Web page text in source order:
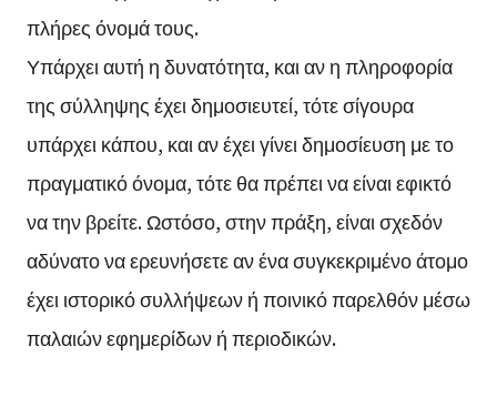
πλήρες όνομά τους.
Υπάρχει αυτή η δυνατότητα, και αν η πληροφορία
της σύλληψης έχει δημοσιευτεί, τότε σίγουρα
υπάρχει κάπου, και αν έχει γίνει δημοσίευση με το
πραγματικό όνομα, τότε θα πρέπει να είναι εφικτό
να την βρείτε. Ωστόσο, στην πράξη, είναι σχεδόν
αδύνατο να ερευνήσετε αν ένα συγκεκριμένο άτομο
έχει ιστορικό συλλήψεων ή ποινικό παρελθόν μέσω
παλαιών εφημερίδων ή περιοδικών.